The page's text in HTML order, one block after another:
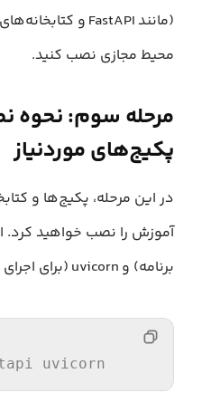
محیط مجازی نصب کنید.
مرحله سوم: نحوه
پکیج‌های موردنیاز
در این مرحله، پکیج‌ها و
برنامه) و uvicorn (برای اجرای سرور) را نصب کنید:
uvicorn